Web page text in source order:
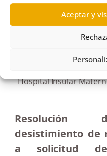
Aceptar y
R556/2021
19/04/2022
Petición de
Hospital Insular
Resolución
desistimiento de
a solicitud